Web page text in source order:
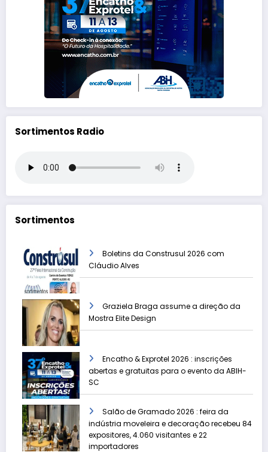
Sortimentos Radio
Sortimentos
Boletins da Construsul 2026 com
Cláudio Alves
Graziela Braga assume a direção da
Mostra Elite Design
Encatho & Exprotel 2026 : inscrições
abertas e gratuitas para o evento da ABIH-
SC
Salão de Gramado 2026 : feira da
indústria moveleira e decoração recebeu 84
expositores, 4.060 visitantes e 22
importadores